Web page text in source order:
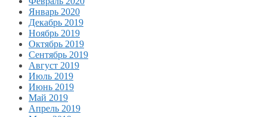
Январь 2020
Декабрь 2019
Ноябрь 2019
Октябрь 2019
Сентябрь 2019
Август 2019
Июль 2019
Июнь 2019
Май 2019
Апрель 2019